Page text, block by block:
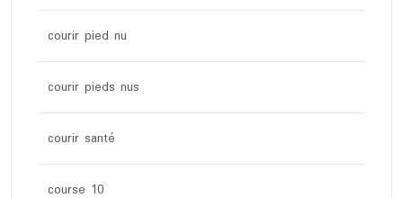
courir pied nu
courir pieds nus
courir santé
course 10